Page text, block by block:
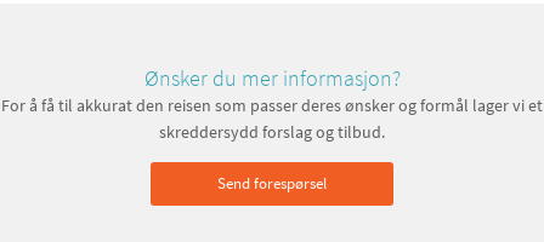
Ønsker du mer informasjon?
For å få til akkurat den reisen som passer deres ønsker og formål lager vi et
skreddersydd forslag og tilbud.
Send forespørsel